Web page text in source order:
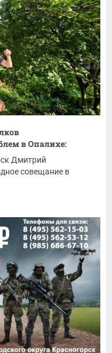
в Опалихе:
Дмитрий
совещание в